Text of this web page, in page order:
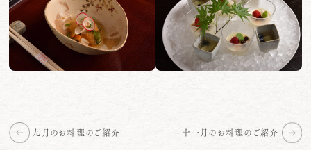
九月のお料理のご紹介 十一月のお料理のご紹介